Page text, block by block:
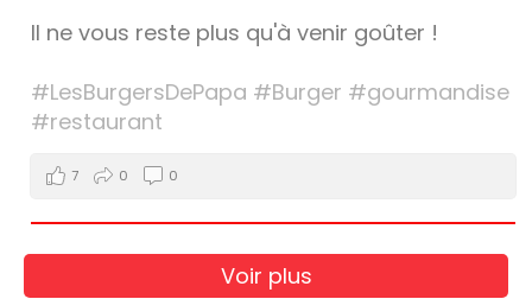
Il ne vous reste plus qu'à venir goûter !
#LesBurgersDePapa #Burger #gourmandise
#restaurant
7 0 0
Voir plus